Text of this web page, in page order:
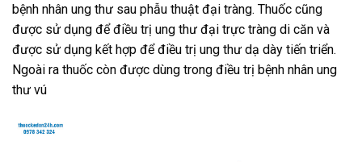
bệnh nhân ung thư sau phẫu thuật đại tràng. Thuốc cũng
được sử dụng để điều trị ung thư đại trực tràng di căn và
được sử dụng kết hợp để điều trị ung thư dạ dày tiến triển.
Ngoài ra thuốc còn được dùng trong điều trị bệnh nhân ung
thư vú